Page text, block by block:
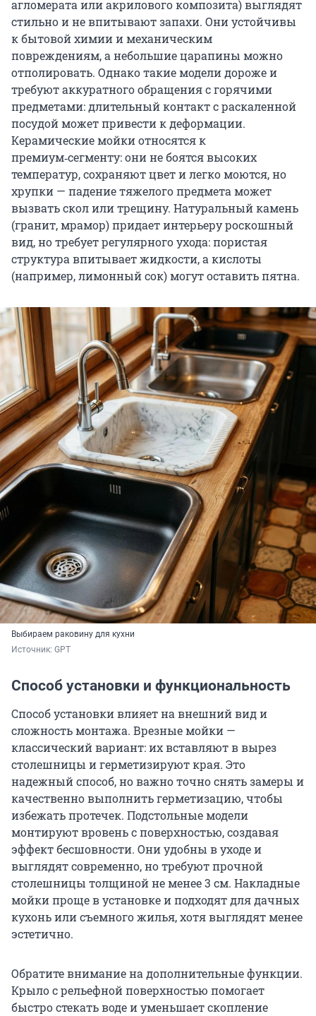
агломерата или акрилового композита) выглядят
стильно и не впитывают запахи. Они устойчивы
к бытовой химии и механическим
повреждениям, а небольшие царапины можно
отполировать. Однако такие модели дороже и
требуют аккуратного обращения с горячими
предметами: длительный контакт с раскаленной
посудой может привести к деформации.
Керамические мойки относятся к
премиум‑сегменту: они не боятся высоких
температур, сохраняют цвет и легко моются, но
хрупки — падение тяжелого предмета может
вызвать скол или трещину. Натуральный камень
(гранит, мрамор) придает интерьеру роскошный
вид, но требует регулярного ухода: пористая
структура впитывает жидкости, а кислоты
(например, лимонный сок) могут оставить пятна.
Выбираем раковину для кухни
Источник: GPT
Способ установки и функциональность
Способ установки влияет на внешний вид и
сложность монтажа. Врезные мойки —
классический вариант: их вставляют в вырез
столешницы и герметизируют края. Это
надежный способ, но важно точно снять замеры и
качественно выполнить герметизацию, чтобы
избежать протечек. Подстольные модели
монтируют вровень с поверхностью, создавая
эффект бесшовности. Они удобны в уходе и
выглядят современно, но требуют прочной
столешницы толщиной не менее3 см. Накладные
мойки проще в установке и подходят для дачных
кухонь или съемного жилья, хотя выглядят менее
эстетично.
Обратите внимание на дополнительные функции.
Крыло с рельефной поверхностью помогает
быстро стекать воде и уменьшает скопление